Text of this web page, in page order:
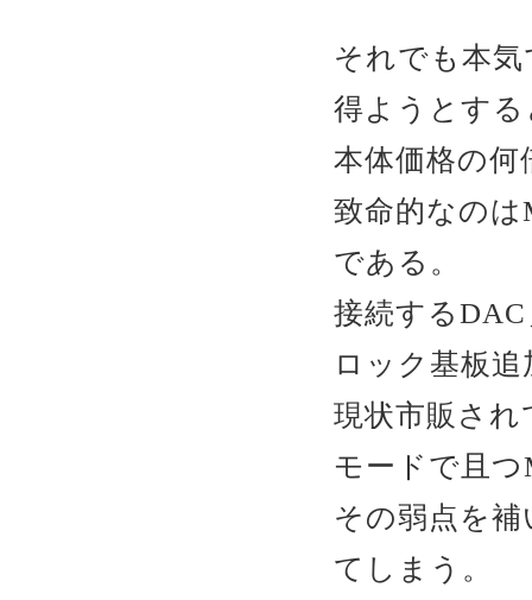
それでも本
得ようとする
本体価格の
致命的なの
である。
接続する
ロック基板
現状市販さ
モードで且
その弱点を
てしまう。